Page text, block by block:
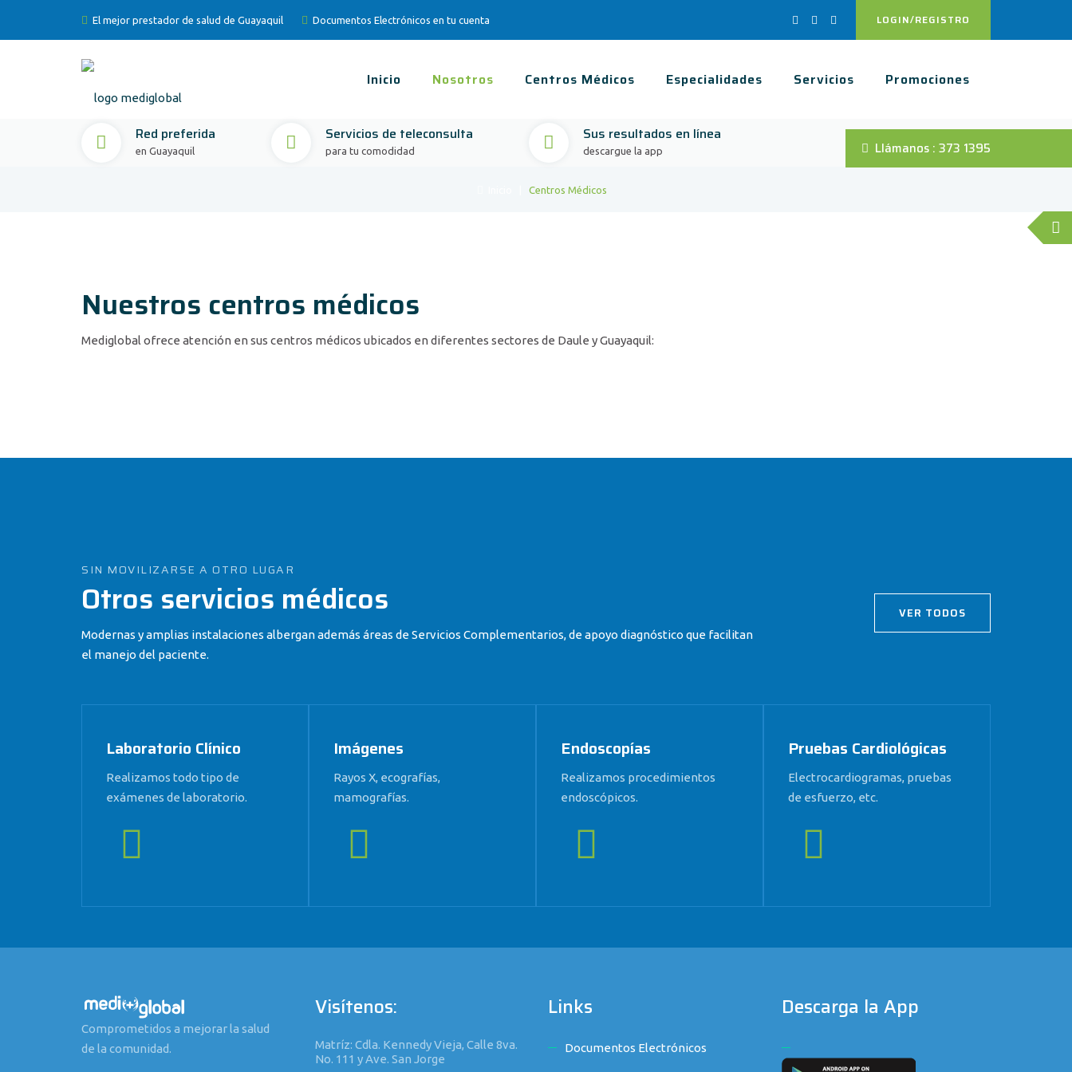
El mejor prestador de salud de Guayaquil Documentos Electrónicos en tu cuenta LOGIN/REGISTRO
Inicio Nosotros Centros Médicos Especialidades Servicios Promociones
Red preferida
en Guayaquil
Servicios de teleconsulta
para tu comodidad
Sus resultados en línea
descargue la app Llámanos : 373 1395
Centros Médicos
Nuestros centros médicos
Mediglobal ofrece atención en sus centros médicos ubicados en diferentes sectores de Daule y Guayaquil:
SIN MOVILIZARSE A OTRO LUGAR
Otros servicios médicos
Modernas y amplias instalaciones albergan además áreas de Servicios Complementarios, de apoyo diagnóstico que facilitan
el manejo del paciente.
VER TODOS
Laboratorio Clínico
Realizamos todo tipo de
exámenes de laboratorio.
Imágenes
Rayos X, ecografías,
mamografías.
Endoscopías
Realizamos procedimientos
endoscópicos.
Pruebas Cardiológicas
Electrocardiogramas, pruebas
de esfuerzo, etc.
Comprometidos a mejorar la salud
de la comunidad.
Visítenos:
Matríz: Cdla. Kennedy Vieja, Calle 8va.
No. 111 y Ave. San Jorge
Links
Documentos Electrónicos
Descarga la App